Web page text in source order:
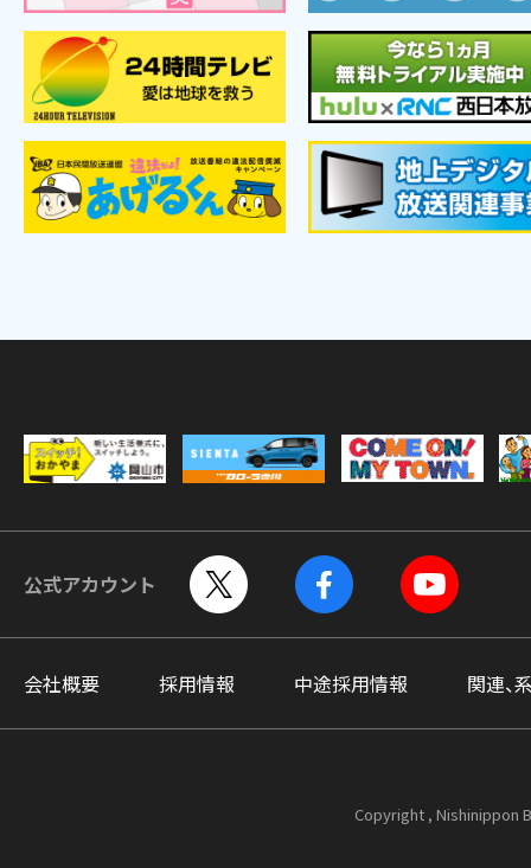
公式アカウント
会社概要 採用情報 中途採用情報 関連、
Copyright , Nishinippon